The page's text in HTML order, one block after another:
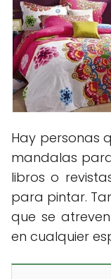
Hay personas
mandalas
libros o
para pintar.
que se
en cualquier